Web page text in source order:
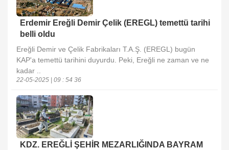
Erdemir Ereğli Demir Çelik (EREGL) temettü tarihi
belli oldu
Ereğli Demir ve Çelik Fabrikaları T.A.Ş. (EREGL) bugün
KAP'a temettü tarihini duyurdu. Peki, Ereğli ne zaman ve ne
kadar ..
22-05-2025 | 09 : 54 36
KDZ. EREĞLİ ŞEHİR MEZARLIĞINDA BAYRAM